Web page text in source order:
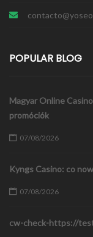
POPULAR BLOG
Magyar Online
promóciók
07/08/2026
Kyngs Casino: co
07/08/2026
cw-check-https://